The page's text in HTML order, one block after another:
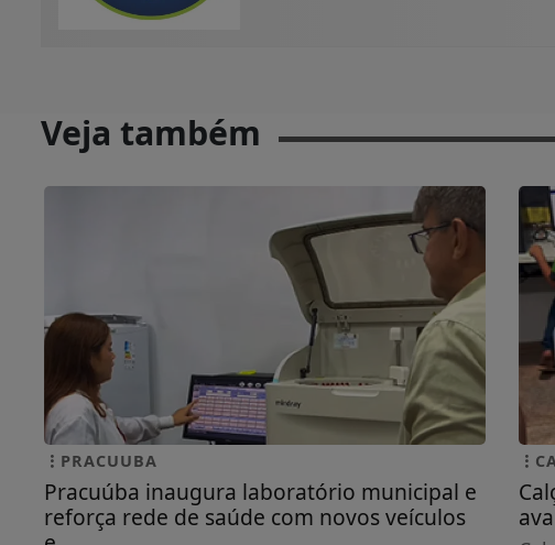
Veja também
PRACUUBA
Pracuúba inaugura laboratório municipal e
reforça rede de saúde com novos veículos